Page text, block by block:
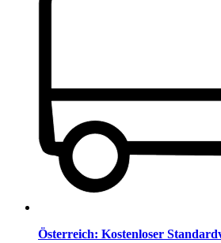
Österreich: Kostenloser